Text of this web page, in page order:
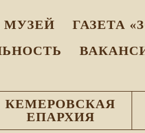
ГАЗЕТА
КЕМЕРОВСКАЯ
ЕПАРХИЯ